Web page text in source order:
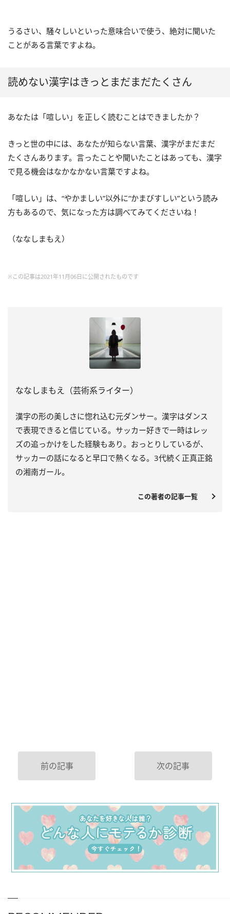
うるさい、騒々しいといった意味合いで使う、絶対に聞いた
ことがある言葉ですよね。
読めない漢字はきっとまだまだたくさん
あなたは「喧しい」を正しく読むことはできましたか？
きっと世の中には、あなたが知らない言葉、漢字がまだまだ
たくさんあります。言ったことや聞いたことはあっても、漢字
で見る機会はなかなかない言葉ですよね。
「喧しい」は、“やかましい”以外に“かまびすしい”という読み
方もあるので、気になった方は調べてみてくださいね！
（ななしまもえ）
※この記事は2021年11月06日に公開されたものです
ななしまもえ（芸術系ライター）
漢字の形の美しさに惚れ込む元ダンサー。漢字はダンス
で表現できると信じている。サッカー好きで一時はレッ
ズの追っかけをした経験もあり。おっとりしているが、
サッカーの話になると早口で熱くなる。3代続く正真正銘
の湘南ガール。
この著者の記事一覧
前の記事 次の記事